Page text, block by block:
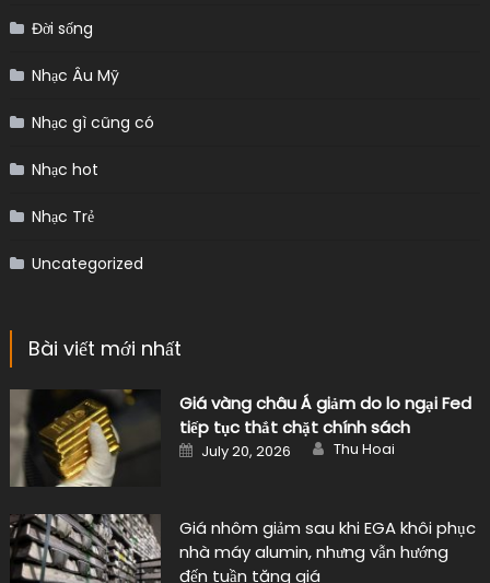
Đời sống
Nhạc Âu Mỹ
Nhạc gì cũng có
Nhạc hot
Nhạc Trẻ
Uncategorized
Bài viết mới nhất
Giá vàng châu Á giảm do lo ngại Fed
tiếp tục thắt chặt chính sách
Posted
on
July 20, 2026 Author
Thu Hoai
Giá nhôm giảm sau khi EGA khôi phục
nhà máy alumin, nhưng vẫn hướng
đến tuần tăng giá